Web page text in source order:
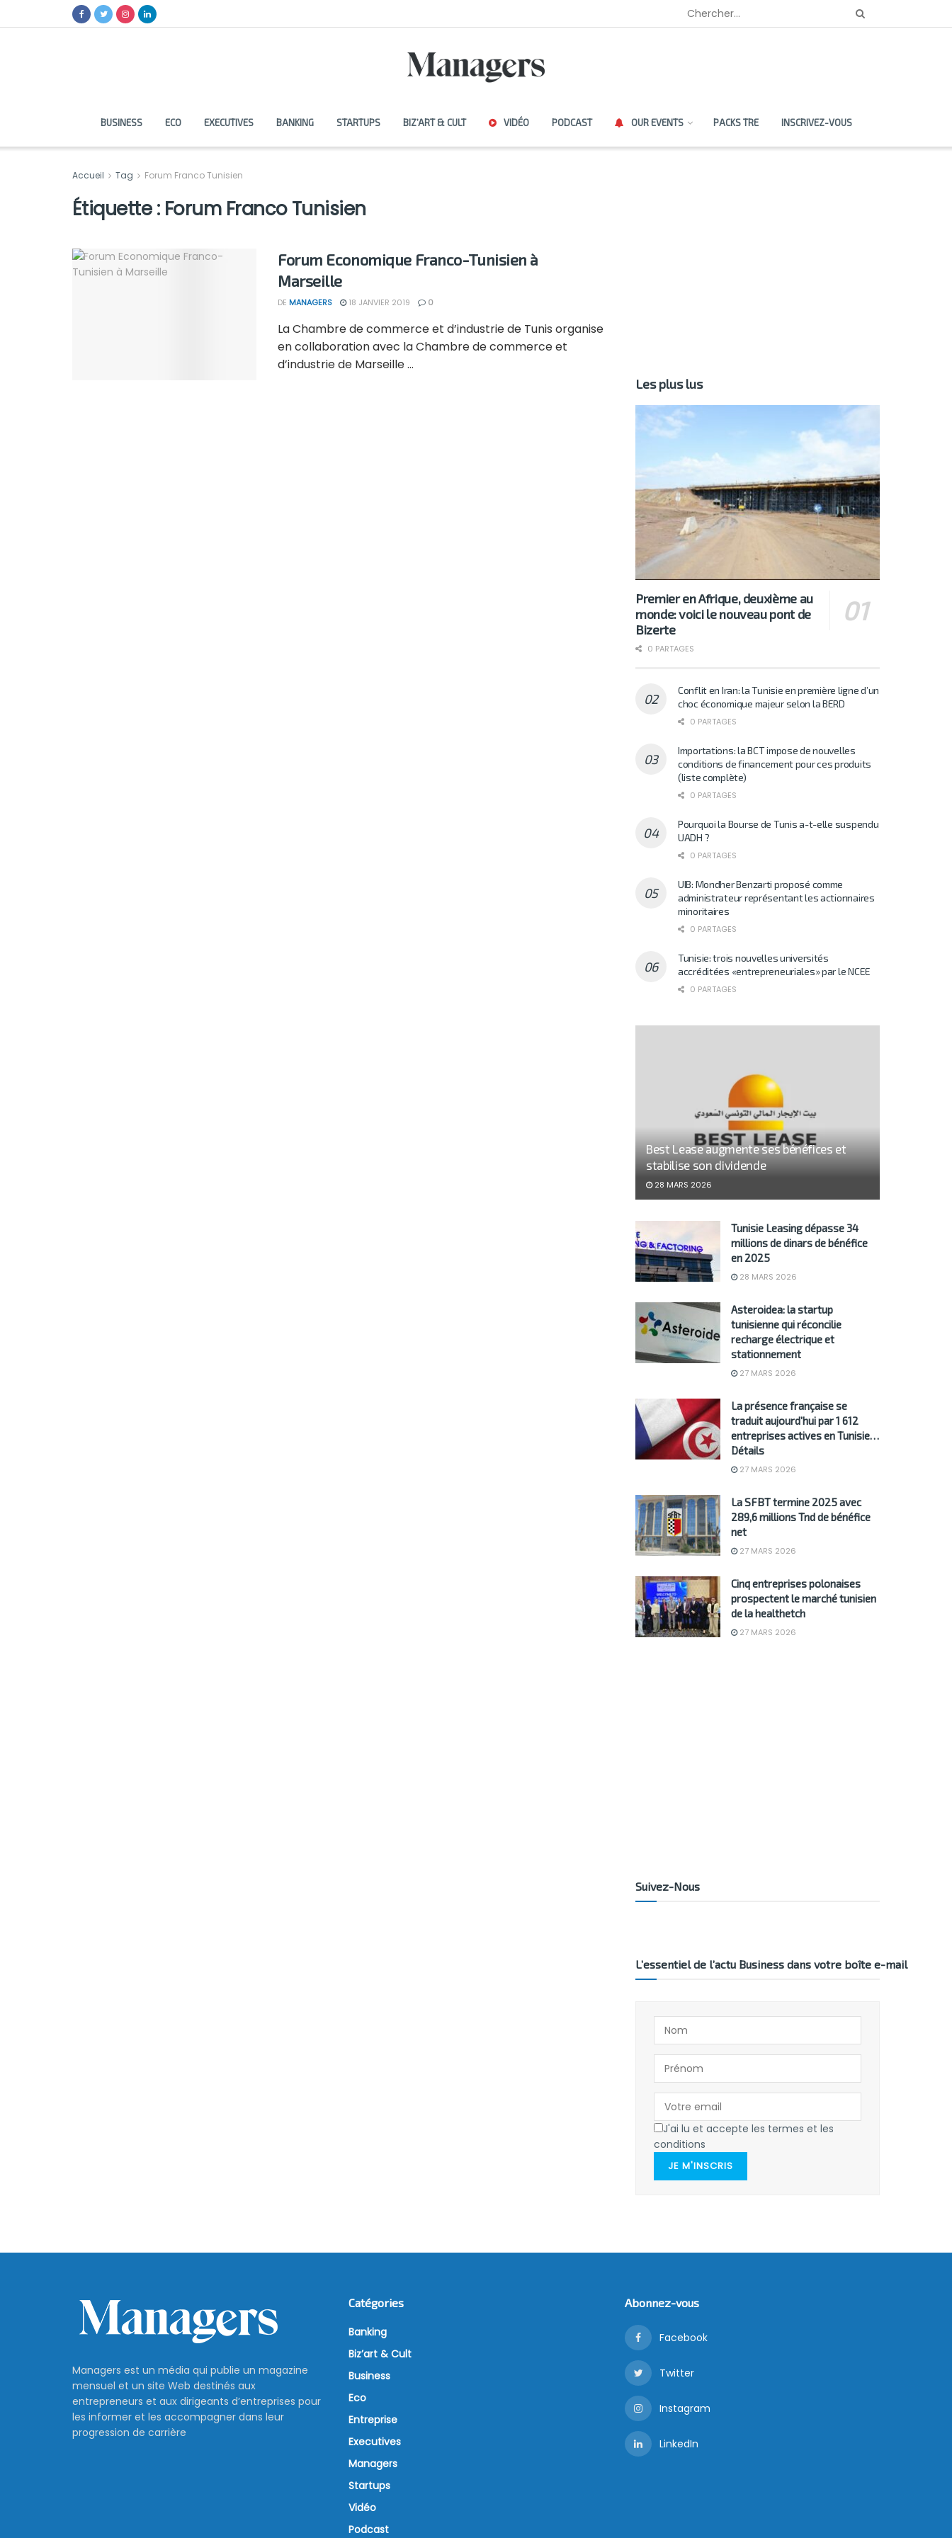
BUSINESS ECO EXECUTIVES BANKING STARTUPS BIZ’ART & CULT VIDÉO PODCAST OUR EVENTS PACKS TRE INSCRIVEZ-VOUS
Accueil Tag Forum Franco Tunisien
Étiquette : Forum Franco Tunisien
Forum Economique Franco-Tunisien à
Marseille
DE MANAGERS 18 JANVIER 2019 0
La Chambre de commerce et d’industrie de Tunis organise
en collaboration avec la Chambre de commerce et
d’industrie de Marseille ...
Les plus lus
Premier en Afrique, deuxième au
monde: voici le nouveau pont de
Bizerte
0 PARTAGES
Conflit en Iran: la Tunisie en première ligne d’un
choc économique majeur selon la BERD
0 PARTAGES
Importations: la BCT impose de nouvelles
conditions de financement pour ces produits
(liste complète)
0 PARTAGES
Pourquoi la Bourse de Tunis a-t-elle suspendu
UADH ?
0 PARTAGES
UIB: Mondher Benzarti proposé comme
administrateur représentant les actionnaires
minoritaires
0 PARTAGES
Tunisie: trois nouvelles universités
accréditées «entrepreneuriales» par le NCEE
0 PARTAGES
Best Lease augmente ses bénéfices et
stabilise son dividende
28 MARS 2026
Tunisie Leasing dépasse 34
millions de dinars de bénéfice
en 2025
28 MARS 2026
Asteroidea: la startup
tunisienne qui réconcilie
recharge électrique et
stationnement
27 MARS 2026
La présence française se
traduit aujourd’hui par 1 612
entreprises actives en Tunisie…
Détails
27 MARS 2026
La SFBT termine 2025 avec
289,6 millions Tnd de bénéfice
net
27 MARS 2026
Cinq entreprises polonaises
prospectent le marché tunisien
de la healthetch
27 MARS 2026
Suivez-Nous
L’essentiel de l’actu Business dans votre boîte e-mail
J'ai lu et accepte les termes et les
conditions
JE M'INSCRIS
Managers est un média qui publie un magazine
mensuel et un site Web destinés aux
entrepreneurs et aux dirigeants d’entreprises pour
les informer et les accompagner dans leur
progression de carrière
Catégories
Banking
Biz’art & Cult
Business
Eco
Entreprise
Executives
Managers
Startups
Vidéo
Podcast
Abonnez-vous
Facebook
Twitter
Instagram
LinkedIn